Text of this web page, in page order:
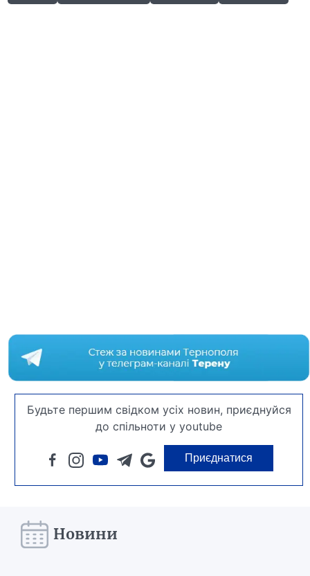
Будьте першим свідком усіх новин, приєднуйся
до спільноти у youtube
Приєднатися
Новини